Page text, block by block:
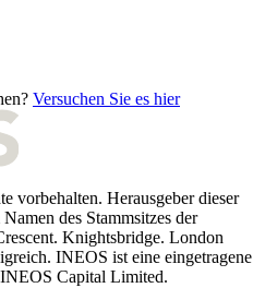
Option
Versuchen Sie es hier
vorbehalten. Herausgeber dieser
des Stammsitzes der
Knightsbridge. London
INEOS ist eine eingetragene
Capital Limited.